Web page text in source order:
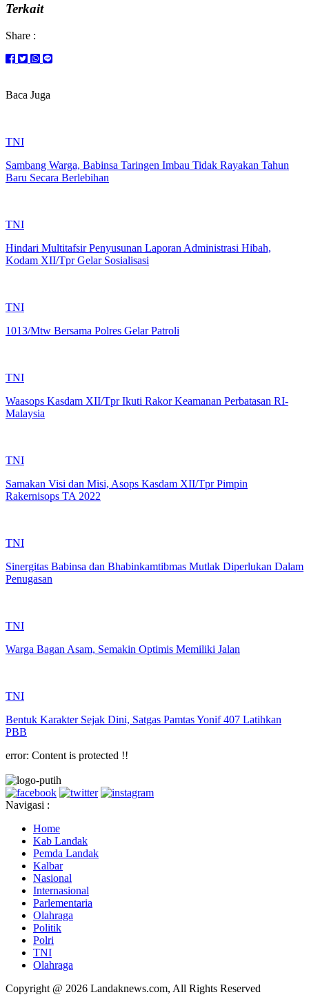
Terkait
Share :
Baca Juga
TNI
Sambang Warga, Babinsa Taringen Imbau Tidak Rayakan Tahun
Baru Secara Berlebihan
TNI
Hindari Multitafsir Penyusunan Laporan Administrasi Hibah,
Kodam XII/Tpr Gelar Sosialisasi
TNI
1013/Mtw Bersama Polres Gelar Patroli
TNI
Waasops Kasdam XII/Tpr Ikuti Rakor Keamanan Perbatasan RI-
Malaysia
TNI
Samakan Visi dan Misi, Asops Kasdam XII/Tpr Pimpin
Rakernisops TA 2022
TNI
Sinergitas Babinsa dan Bhabinkamtibmas Mutlak Diperlukan Dalam
Penugasan
TNI
Warga Bagan Asam, Semakin Optimis Memiliki Jalan
TNI
Bentuk Karakter Sejak Dini, Satgas Pamtas Yonif 407 Latihkan
PBB
error: Content is protected !!
Navigasi :
Home
Kab Landak
Pemda Landak
Kalbar
Nasional
Internasional
Parlementaria
Olahraga
Politik
Polri
TNI
Olahraga
Copyright @ 2026 Landaknews.com, All Rights Reserved